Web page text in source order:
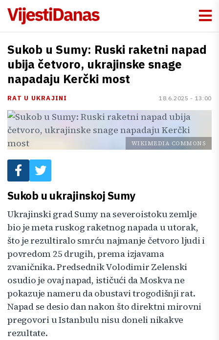
Sukob u Sumy: Ruski raketni napad
ubija četvoro, ukrajinske snage
napadaju Kerčki most
RAT U UKRAJINI 18.6.2025 - 13:00
WIKIMEDIA COMMONS
Sukob u ukrajinskoj Sumy
Ukrajinski grad Sumy na severoistoku zemlje
bio je meta ruskog raketnog napada u utorak,
što je rezultiralo smrću najmanje četvoro ljudi i
povredom 25 drugih, prema izjavama
zvaničnika. Predsednik Volodimir Zelenski
osudio je ovaj napad, ističući da Moskva ne
pokazuje nameru da obustavi trogodišnji rat.
Napad se desio dan nakon što direktni mirovni
pregovori u Istanbulu nisu doneli nikakve
rezultate.